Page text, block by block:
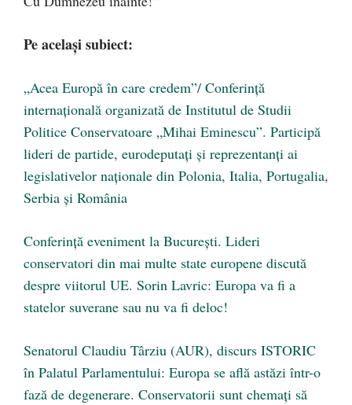
Pe același subiect:
„Acea Europă în care credem”/ Conferință
internațională organizată de Institutul de Studii
Politice Conservatoare „Mihai Eminescu”. Participă
lideri de partide, eurodeputați și reprezentanți ai
legislativelor naționale din Polonia, Italia, Portugalia,
Serbia și România
Conferință eveniment la București. Lideri
conservatori din mai multe state europene discută
despre viitorul UE. Sorin Lavric: Europa va fi a
statelor suverane sau nu va fi deloc!
Senatorul Claudiu Târziu (AUR), discurs ISTORIC
în Palatul Parlamentului: Europa se află astăzi într-o
fază de degenerare. Conservatorii sunt chemați să